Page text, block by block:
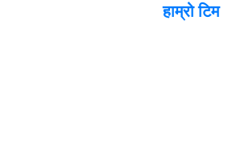
हाम्रो टिम